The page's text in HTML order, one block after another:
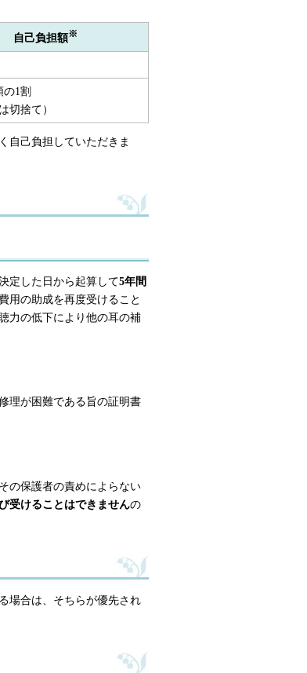
自己負担額※
1割
切捨て）
自己負担していただきま
定した日から起算して5年間
用の助成を再度受けること
力の低下により他の耳の補
理が困難である旨の証明書
の保護者の責めによらない
受けることはできませんの
場合は、そちらが優先され